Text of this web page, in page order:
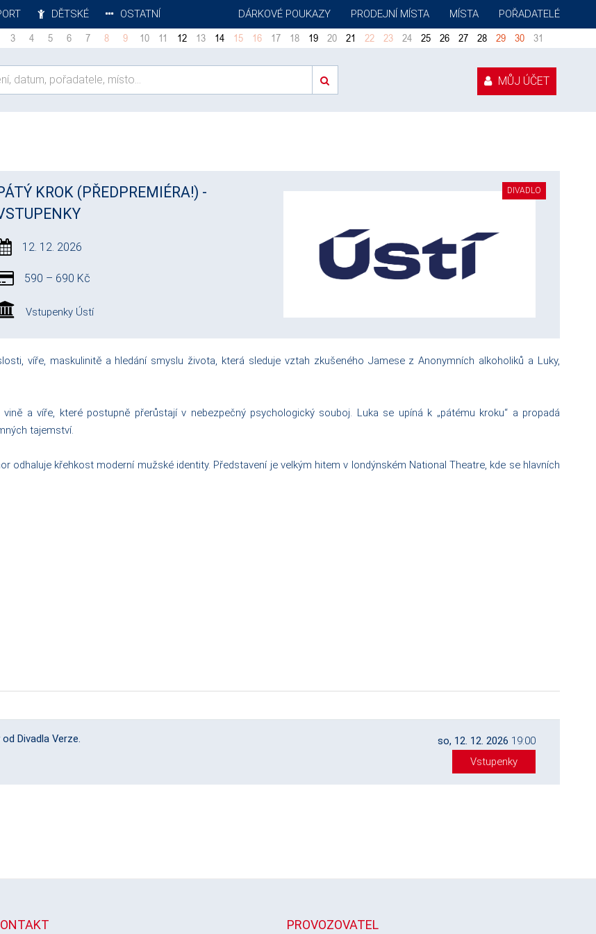
MŮJ ÚČET
DĚTSKÉ OSTATNÍ DÁRKOVÉ POUKAZY PRODEJNÍ MÍSTA MÍSTA
POŘADATELÉ
3 4 5 6 7 8 9 10 11 12 13 14 15 16 17 18 19 20 21 22 23 24 25 26 27 28 29 30 31
KROK (PŘEDPREMIÉRA!) -
12. 12. 2026
590 – 690 Kč
Vstupenky Ústí
DIVADLO
víře, maskulinitě a hledání smyslu života, která sleduje vztah zkušeného Jamese z Anonymních alkoholiků a Luky,
a víře, které postupně přerůstají v nebezpečný psychologický souboj. Luka se upíná k „pátému kroku“ a propadá
tajemství.
odhaluje křehkost moderní mužské identity. Představení je velkým hitem v londýnském National Theatre, kde se hlavních
Divadla Verze.
so, 12. 12. 2026 19:00
Vstupenky
PROVOZOVATEL